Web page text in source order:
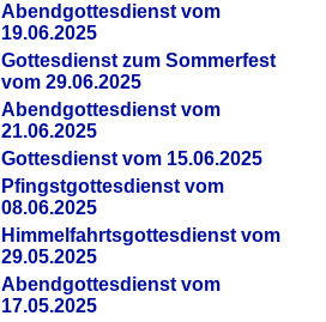
Abendgottesdienst vom
19.06.2025
Gottesdienst zum Sommerfest
vom 29.06.2025
Abendgottesdienst vom
21.06.2025
Gottesdienst vom 15.06.2025
Pfingstgottesdienst vom
08.06.2025
Himmelfahrtsgottesdienst vom
29.05.2025
Abendgottesdienst vom
17.05.2025